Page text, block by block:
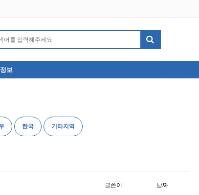
보
한국 기타지역
글쓴이 날짜